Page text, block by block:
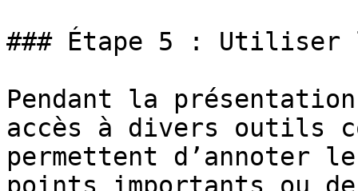
### Étape 5 :
Pendant la
accès à divers outils
permettent d’annoter